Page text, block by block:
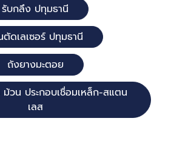
รับกลึง ปทุมธานี
ตัดเลเซอร์ ปทุมธานี
ถังยางมะตอย
วน ประกอบเชื่อมเหล็ก-สแตน
เลส